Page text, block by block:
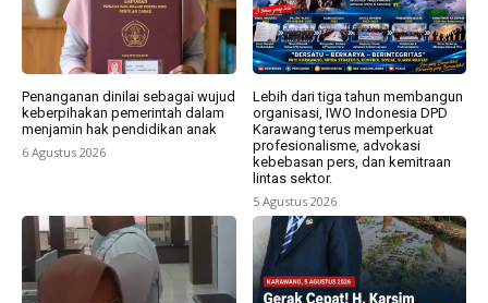
Penanganan dinilai sebagai wujud
keberpihakan pemerintah dalam
menjamin hak pendidikan anak
6 Agustus 2026
Lebih dari tiga tahun membangun
organisasi, IWO Indonesia DPD
Karawang terus memperkuat
profesionalisme, advokasi
kebebasan pers, dan kemitraan
lintas sektor.
5 Agustus 2026